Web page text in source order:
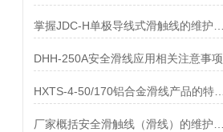
DHH-250A安全滑线应用相关注意事项